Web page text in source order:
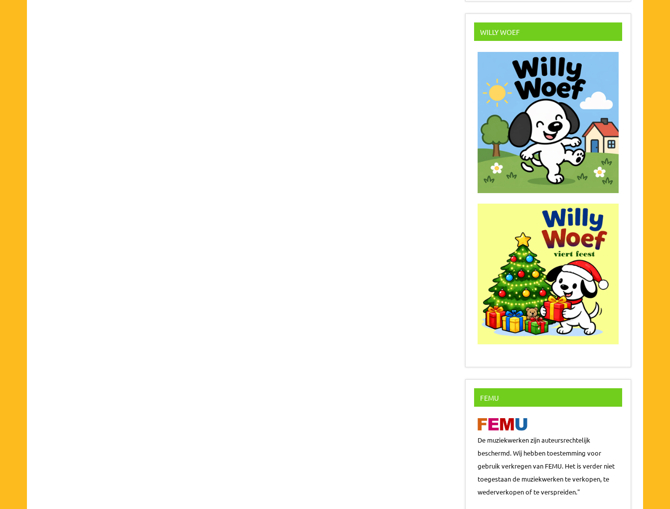
WILLY WOEF
FEMU
De muziekwerken zijn auteursrechtelijk
beschermd. Wij hebben toestemming voor
gebruik verkregen van FEMU. Het is verder niet
toegestaan de muziekwerken te verkopen, te
wederverkopen of te verspreiden."